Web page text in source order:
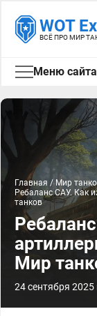
WOT
ВСЁ ПРО МИР
Меню сайта
Главная / Мир
Ребаланс САУ. Как
танков
Мир
24 сентября 2025